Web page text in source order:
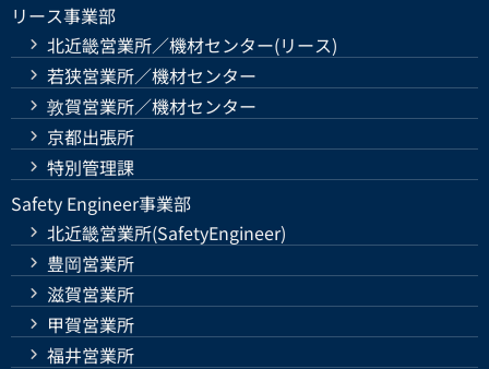
リース事業部
北近畿営業所／機材センター(リース)
若狭営業所／機材センター
敦賀営業所／機材センター
京都出張所
特別管理課
Safety Engineer事業部
北近畿営業所(SafetyEngineer)
豊岡営業所
滋賀営業所
甲賀営業所
福井営業所